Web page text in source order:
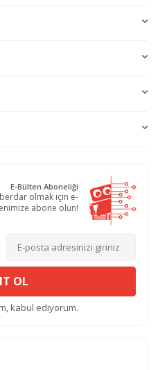
E-Bülten Aboneliği
olmak için e-
abone olun!
OL
kabul ediyorum.